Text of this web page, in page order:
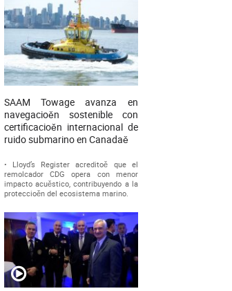
SAAM Towage avanza en
navegacioěn sostenible con
certificacioěn internacional de
ruido submarino en Canadaě
• Lloyd’s Register acreditoě que el
remolcador CDG opera con menor
impacto acuěstico, contribuyendo a la
proteccioěn del ecosistema marino.